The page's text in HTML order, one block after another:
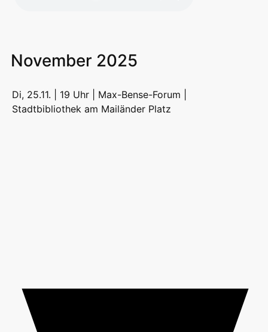
November 2025
Di, 25.11. | 19 Uhr | Max-Bense-Forum |
Stadtbibliothek am Mailänder Platz